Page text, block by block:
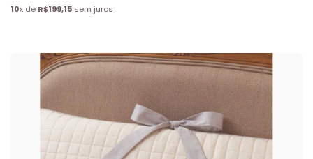
10x de R$199,15 sem juros